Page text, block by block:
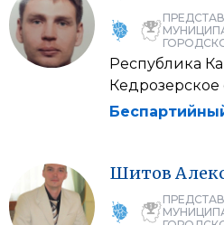
Республика
Кедрозерское
Шитов